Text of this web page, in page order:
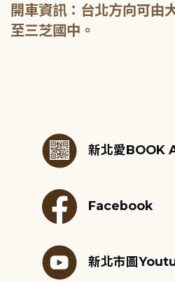
開車資訊：台北方向可由
至三芝國中。
新北愛BOOK
Facebook
新北市圖